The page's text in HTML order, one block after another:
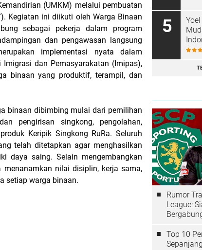
(UMKM) melalui pembuatan
Kegiatan ini diikuti oleh Warga Binaan
sebagai pekerja dalam program
dan pengawasan langsung
implementasi nyata dalam
dan Pemasyarakatan (Imipas),
binaan yang produktif, terampil, dan
binaan dibimbing mulai dari pemilihan
pengirisan singkong, pengolahan,
Keripik Singkong RuRa. Seluruh
telah ditetapkan agar menghasilkan
daya saing. Selain mengembangkan
nilai disiplin, kerja sama,
setiap warga binaan.
Rumor
League:
Top 10